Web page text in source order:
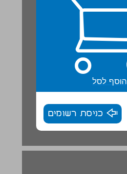
הוסף לסל
כניסת רשומים